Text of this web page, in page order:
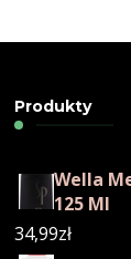
Produkty
Wella
125 Ml
34,99zł